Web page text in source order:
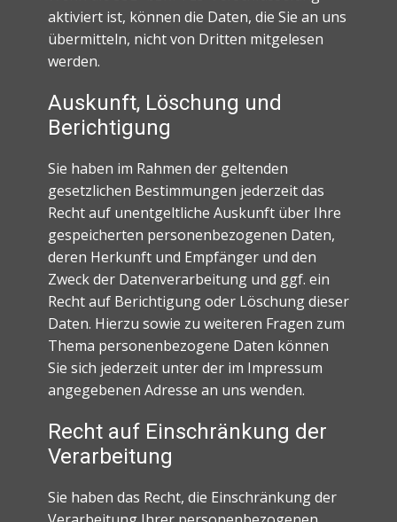
aktiviert ist, können die Daten, die Sie an uns
übermitteln, nicht von Dritten mitgelesen
werden.
Auskunft, Löschung und
Berichtigung
Sie haben im Rahmen der geltenden
gesetzlichen Bestimmungen jederzeit das
Recht auf unentgeltliche Auskunft über Ihre
gespeicherten personenbezogenen Daten,
deren Herkunft und Empfänger und den
Zweck der Datenverarbeitung und ggf. ein
Recht auf Berichtigung oder Löschung dieser
Daten. Hierzu sowie zu weiteren Fragen zum
Thema personenbezogene Daten können
Sie sich jederzeit unter der im Impressum
angegebenen Adresse an uns wenden.
Recht auf Einschränkung der
Verarbeitung
Sie haben das Recht, die Einschränkung der